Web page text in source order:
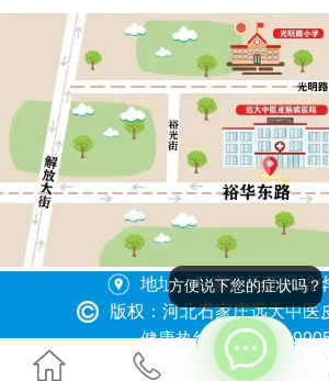
地址：石家庄桥西区裕
版权：河北石家庄远大中医
健康热线：0311-
冀ICP备2023015620
方便说下您的症状吗？